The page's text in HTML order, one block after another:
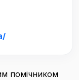
помічником